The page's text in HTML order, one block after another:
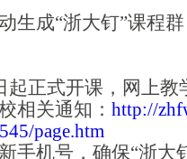
生成“浙大钉”课程
起正式开课，网上教
相关通知： http://
page.htm
手机号，确保“浙大